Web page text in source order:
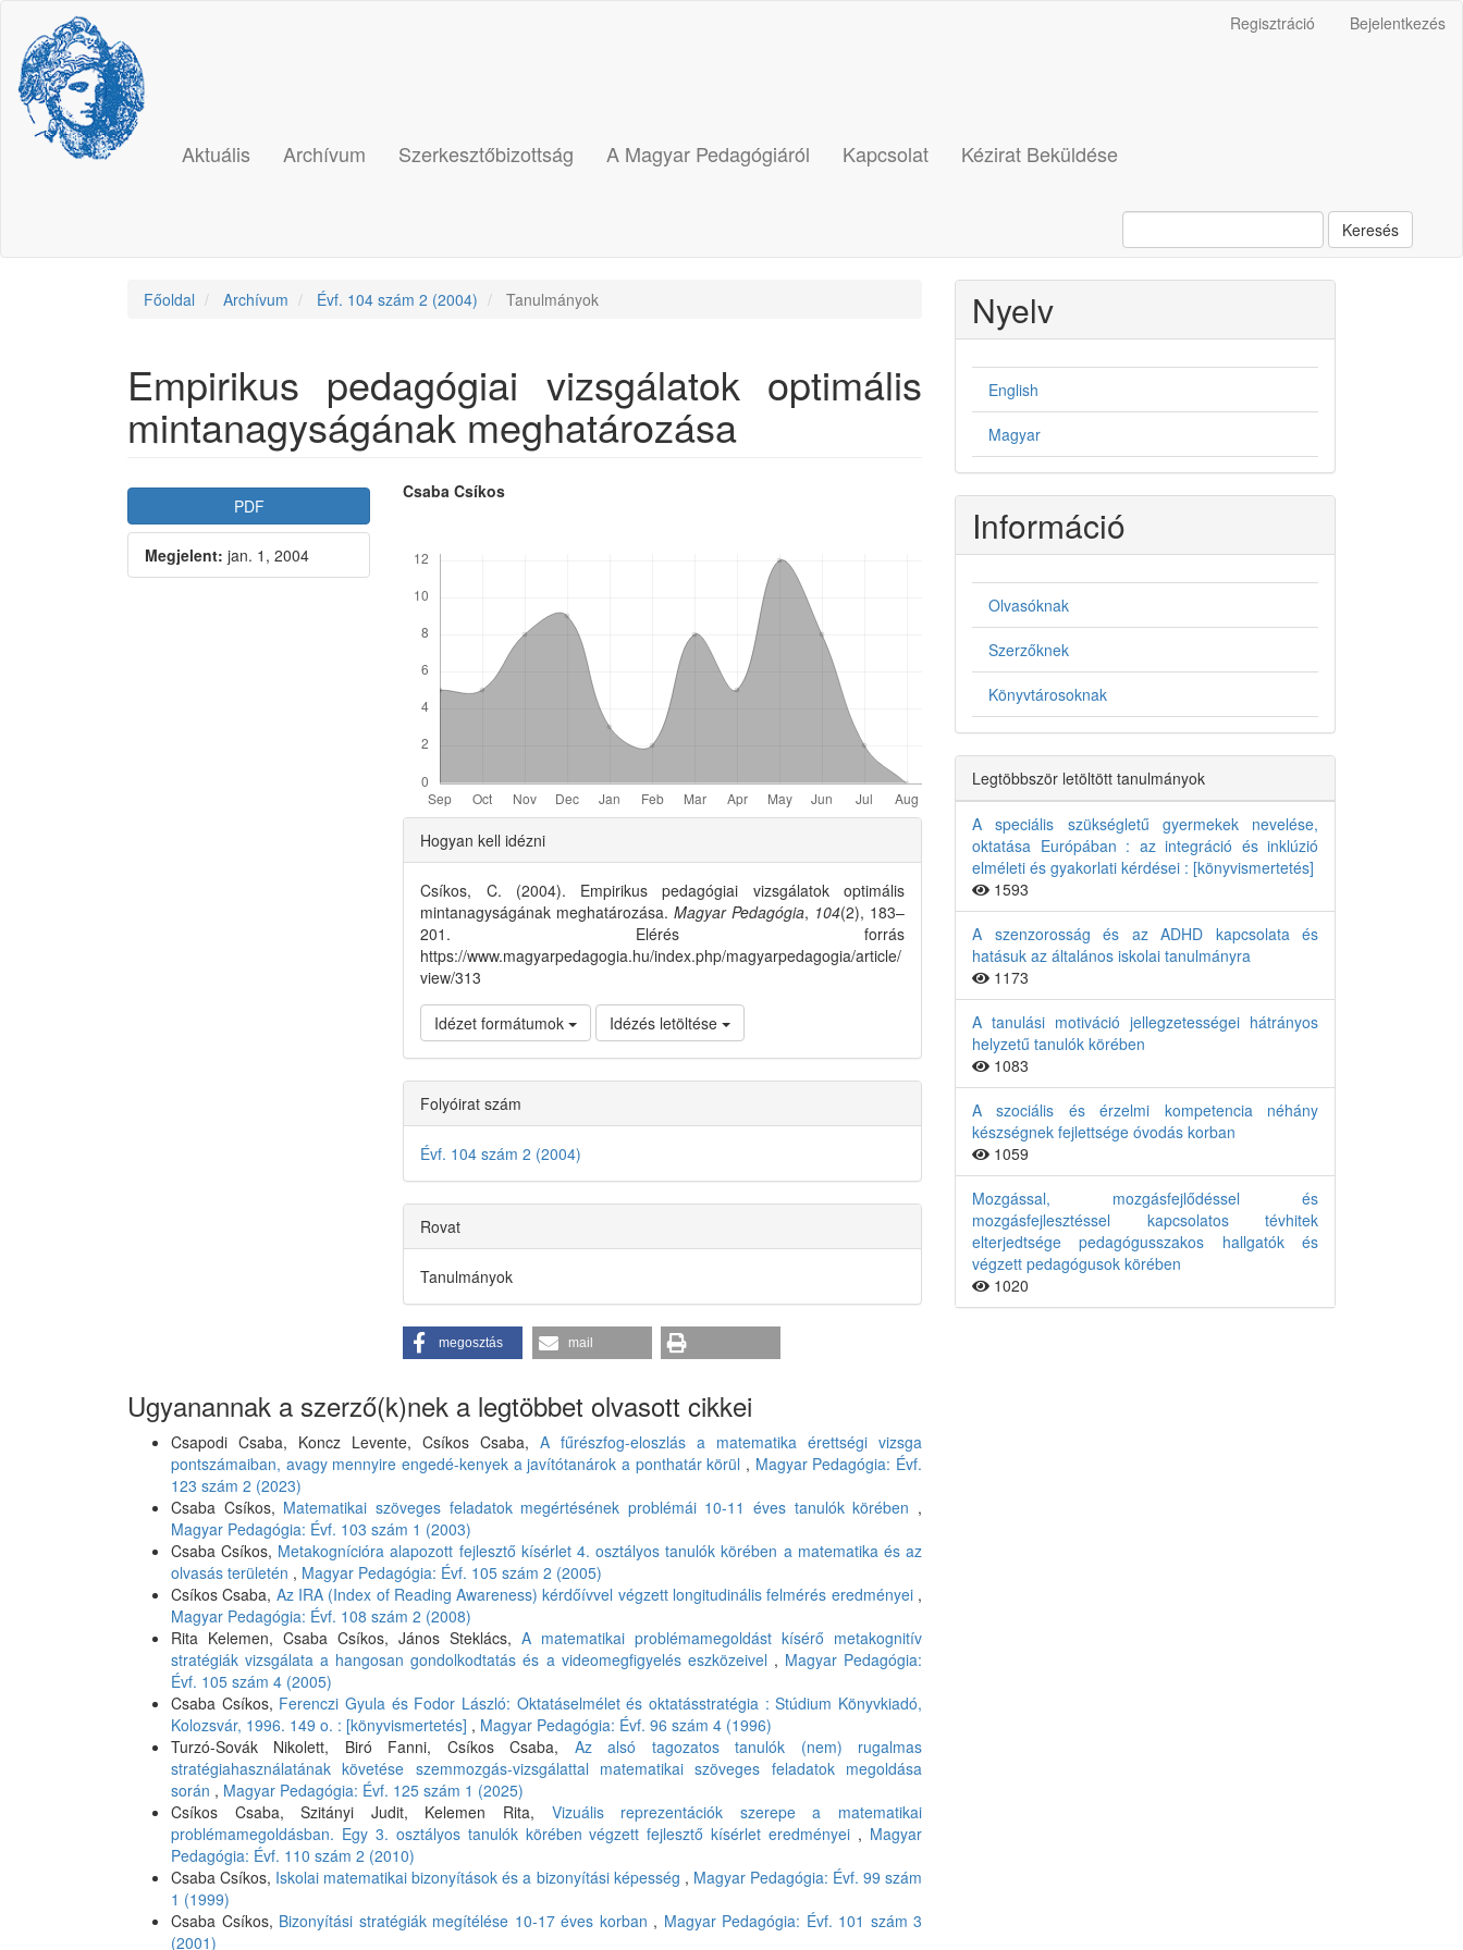
Navigation
Main
Content
Sidebar
Regisztráció Bejelentkezés
Aktuális Archívum Szerkesztőbizottság A Magyar Pedagógiáról Kapcsolat Kézirat Beküldése
Keresés
Főoldal Archívum Évf. 104 szám 2 (2004) Tanulmányok
Empirikus pedagógiai vizsgálatok optimális
mintanagyságának meghatározása
Article
Sidebar
PDF
Megjelent: jan. 1, 2004
Main
Content
Csaba Csíkos
Article
Details
Hogyan kell idézni
Csíkos, C. (2004). Empirikus pedagógiai vizsgálatok optimális
mintanagyságának meghatározása.Magyar Pedagógia, 104(2), 183–
201. Elérés forrás
https://www.magyarpedagogia.hu/index.php/magyarpedagogia/article/
view/313
Idézet formátumok Idézés letöltése
Folyóirat szám
Évf. 104 szám 2 (2004)
Rovat
Tanulmányok
megosztás mail
Ugyanannak a szerző(k)nek a legtöbbet olvasott cikkei
Csapodi Csaba, Koncz Levente, Csíkos Csaba, A fűrészfog-eloszlás a matematika érettségi vizsga
pontszámaiban, avagy mennyire engedé-kenyek a javítótanárok a ponthatár körül , Magyar Pedagógia: Évf.
123 szám 2 (2023)
Csaba Csíkos, Matematikai szöveges feladatok megértésének problémái 10-11 éves tanulók körében ,
Magyar Pedagógia: Évf. 103 szám 1 (2003)
Csaba Csíkos, Metakognícióra alapozott fejlesztő kísérlet 4. osztályos tanulók körében a matematika és az
olvasás területén , Magyar Pedagógia: Évf. 105 szám 2 (2005)
Csíkos Csaba, Az IRA (Index of Reading Awareness) kérdőívvel végzett longitudinális felmérés eredményei ,
Magyar Pedagógia: Évf. 108 szám 2 (2008)
Rita Kelemen, Csaba Csíkos, János Steklács, A matematikai problémamegoldást kísérő metakognitív
stratégiák vizsgálata a hangosan gondolkodtatás és a videomegfigyelés eszközeivel , Magyar Pedagógia:
Évf. 105 szám 4 (2005)
Csaba Csíkos, Ferenczi Gyula és Fodor László: Oktatáselmélet és oktatásstratégia : Stúdium Könyvkiadó,
Kolozsvár, 1996. 149 o. : [könyvismertetés] , Magyar Pedagógia: Évf. 96 szám 4 (1996)
Turzó-Sovák Nikolett, Biró Fanni, Csíkos Csaba, Az alsó tagozatos tanulók (nem) rugalmas
stratégiahasználatának követése szemmozgás-vizsgálattal matematikai szöveges feladatok megoldása
során , Magyar Pedagógia: Évf. 125 szám 1 (2025)
Csíkos Csaba, Szitányi Judit, Kelemen Rita, Vizuális reprezentációk szerepe a matematikai
problémamegoldásban. Egy 3. osztályos tanulók körében végzett fejlesztő kísérlet eredményei , Magyar
Pedagógia: Évf. 110 szám 2 (2010)
Csaba Csíkos, Iskolai matematikai bizonyítások és a bizonyítási képesség , Magyar Pedagógia: Évf. 99 szám
1 (1999)
Csaba Csíkos, Bizonyítási stratégiák megítélése 10-17 éves korban , Magyar Pedagógia: Évf. 101 szám 3
(2001)
Nyelv
English
Magyar
Információ
Olvasóknak
Szerzőknek
Könyvtárosoknak
Legtöbbször letöltött tanulmányok
A speciális szükségletű gyermekek nevelése,
oktatása Európában : az integráció és inklúzió
elméleti és gyakorlati kérdései : [könyvismertetés]
1593
A szenzorosság és az ADHD kapcsolata és
hatásuk az általános iskolai tanulmányra
1173
A tanulási motiváció jellegzetességei hátrányos
helyzetű tanulók körében
1083
A szociális és érzelmi kompetencia néhány
készségnek fejlettsége óvodás korban
1059
Mozgással, mozgásfejlődéssel és
mozgásfejlesztéssel kapcsolatos tévhitek
elterjedtsége pedagógusszakos hallgatók és
végzett pedagógusok körében
1020